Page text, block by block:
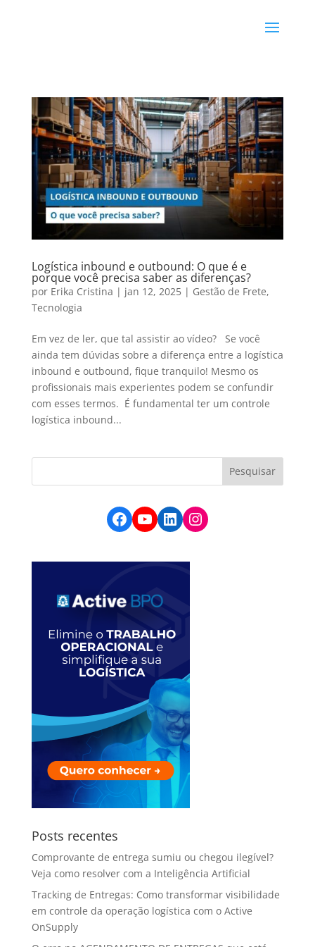
Logística inbound e outbound: O que é e
porque você precisa saber as diferenças?
por Erika Cristina | jan 12, 2025| Gestão de Frete,
Tecnologia
Em vez de ler, que tal assistir ao vídeo? Se você
ainda tem dúvidas sobre a diferença entre a logística
inbound e outbound, fique tranquilo! Mesmo os
profissionais mais experientes podem se confundir
com esses termos. É fundamental ter um controle
logística inbound...
Facebook
YouTube
LinkedIn
Instagram
Posts recentes
Comprovante de entrega sumiu ou chegou ilegível?
Veja como resolver com a Inteligência Artificial
Tracking de Entregas: Como transformar visibilidade
em controle da operação logística com o Active
OnSupply